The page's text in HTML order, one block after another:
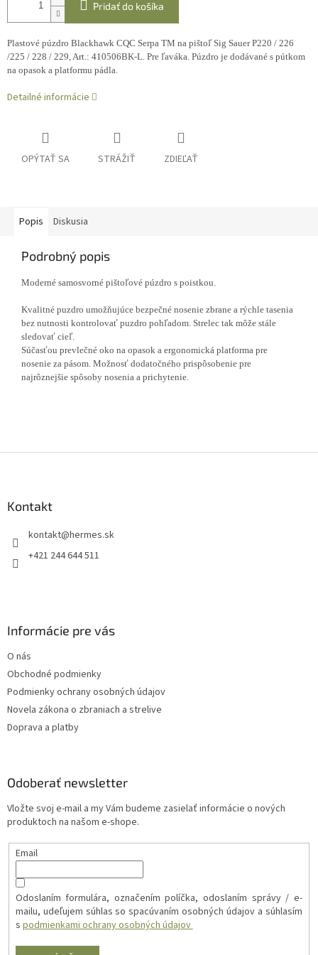
Pridať do košíka
Plastové púzdro Blackhawk CQC Serpa TM na pištoľ Sig Sauer P220 / 226
/225 / 228 / 229, Art.: 410506BK-L. Pre ľaváka. Púzdro je dodávané s pútkom
na opasok a platformu pádla.
Detailné informácie
OPÝTAŤ SA STRÁŽIŤ ZDIEĽAŤ
Popis Diskusia
Podrobný popis
Moderné samosvorné pištoľové púzdro s poistkou.
Kvalitné puzdro umožňujúce bezpečné nosenie zbrane a rýchle tasenia
bez nutnosti kontrolovať puzdro pohľadom. Strelec tak môže stále
sledovať cieľ.
Súčasťou prevlečné oko na opasok a ergonomická platforma pre
nosenie za pásom. Možnosť dodatočného prispôsobenie pre
najrôznejšie spôsoby nosenia a prichytenie.
Kontakt
kontakt@hermes.sk
+421 244 644 511
Informácie pre vás
O nás
Obchodné podmienky
Podmienky ochrany osobných údajov
Novela zákona o zbraniach a strelive
Doprava a platby
Odoberať newsletter
Vložte svoj e-mail a my Vám budeme zasielať informácie o nových
produktoch na našom e-shope.
Email
Odoslaním formulára, označením políčka, odoslaním správy / e-
mailu, udeľujem súhlas so spacúvaním osobných údajov a súhlasím
s podmienkami ochrany osobných údajov